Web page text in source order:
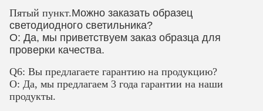
Пятый пункт.Можно заказать образец
светодиодного светильника?
О: Да, мы приветствуем заказ образца для
проверки качества.
Q6: Вы предлагаете гарантию на продукцию?
О: Да, мы предлагаем 3 года гарантии на наши
продукты.